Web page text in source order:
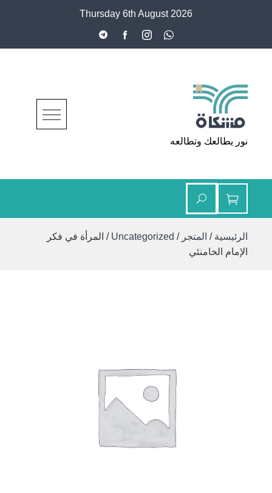
Thursday 6th August 2026
مشكاة
نور يطالعك وتطالعه
الرئيسية / المتجر /
Uncategorized / المرأة في فكر
الإمام الخامنئي